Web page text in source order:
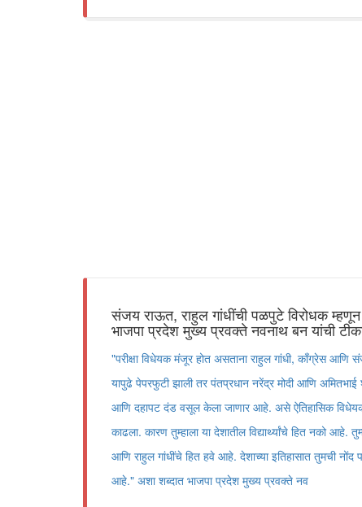
संजय राऊत, राहुल गांधींची पळपुटे विरोधक म्हणून
भाजपा प्रदेश मुख्य प्रवक्ते नवनाथ बन यांची
"परीक्षा विधेयक मंजूर होत असताना राहुल गांधी, काँग्रेस
यापुढे पेपरफुटी झाली तर पंतप्रधान नरेंद्र मोदी आणि अमितभाई
आणि दहापट दंड वसूल केला जाणार आहे. असे ऐतिहासिक
काढला. कारण तुम्हाला या देशातील विद्यार्थ्यांचे हित नको आहे.
आणि राहुल गांधींचे हित हवे आहे. देशाच्या इतिहासात तुमची
आहे." अशा शब्दात भाजपा प्रदेश मुख्य प्रवक्ते नव